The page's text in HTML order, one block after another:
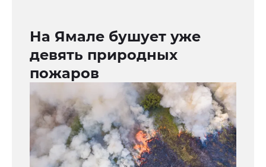
На Ямале бушует уже
девять природных
пожаров